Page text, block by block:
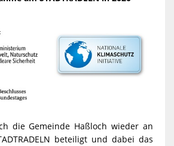
die Gemeinde Haßloch wieder an
beteiligt und dabei das